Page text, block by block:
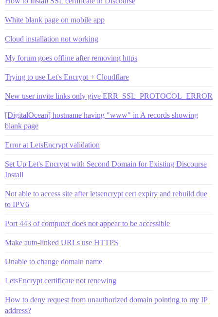
White blank page on mobile app
Cloud installation not working
My forum goes offline after removing https
Trying to use Let's Encrypt + Cloudflare
New user invite links only give ERR_SSL_PROTOCOL_ERROR
[DigitalOcean] hostname having "www" in A records showing
blank page
Error at LetsEncrypt validation
Set Up Let's Encrypt with Second Domain for Existing Discourse
Install
Not able to access site after letsencrypt cert expiry and rebuild due
to IPV6
Port 443 of computer does not appear to be accessible
Make auto-linked URLs use HTTPS
Unable to change domain name
LetsEncrypt certificate not renewing
How to deny request from unauthorized domain pointing to my IP
address?